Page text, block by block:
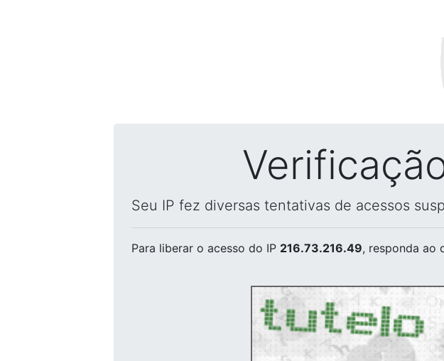
Seu IP fez diversas tentativas de acessos
Para liberar o acesso do IP 216.73.216.49, responda ao